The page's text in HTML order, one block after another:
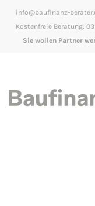
info@baufinanz-
Kostenfreie Beratung:
Sie wollen Partner